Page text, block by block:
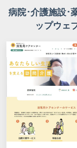
病院･介護施設･
ップウェ